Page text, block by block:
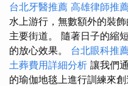
台北牙醫推薦 高雄律師推
水上游行，無數額外的裝
主要街道。 隨著日子的縮
的放心效果。 台北眼科推
土葬費用詳細分析 讓我們
的瑜伽地毯上進行訓練來